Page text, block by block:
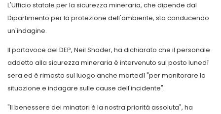
L'Ufficio statale per la sicurezza mineraria, che dipende dal
Dipartimento per la protezione dell'ambiente, sta conducendo
un'indagine.
Il portavoce del DEP, Neil Shader, ha dichiarato che il personale
addetto alla sicurezza mineraria è intervenuto sul posto lunedì
sera ed è rimasto sul luogo anche martedì "per monitorare la
situazione e indagare sulle cause dell'incidente".
"Il benessere dei minatori è la nostra priorità assoluta", ha